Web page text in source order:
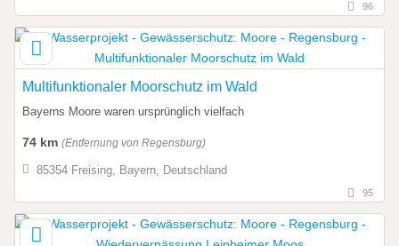
96
Multifunktionaler Moorschutz im Wald
Bayerns Moore waren ursprünglich vielfach
74 km (Entfernung von Regensburg)
85354 Freising, Bayern, Deutschland
95